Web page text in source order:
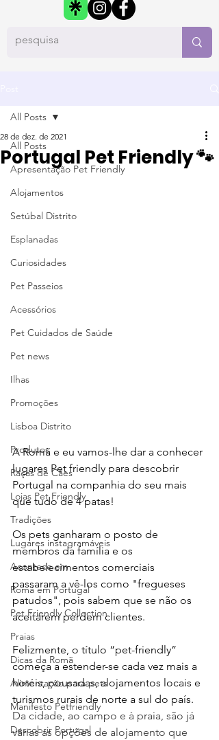
All Posts
Apresentação Pet Friendly
Alojamentos
Setúbal Distrito
Esplanadas
Curiosidades
Pet Passeios
Acessórios
Pet Cuidados de Saúde
Pet news
Ilhas
Promoções
Lisboa Distrito
Produtos
Raças de Cães
Lojas Pet Friendly
Tradições
Lugares instagramáveis
Acontece em
Romã em Portugal
Pet Friendly Collection
Praias
Dicas da Romã
Alimentação para pets
Manifesto Petfriendly
Descobrir Portugal
All Posts
Portugal Pet Friendly 🐾
28 de dez. de 2021
A Romã e eu vamos-lhe dar a conhecer
lugares Pet friendly para descobrir
Portugal na companhia do seu mais
que tudo de 4 patas!
Os pets ganharam o posto de
membros da família e os
estabelecimentos comerciais
passaram a vê-los como "fregueses
patudos", pois sabem que se não os
aceitarem perdem clientes.
Felizmente, o título “pet-friendly”
começa a estender-se cada vez mais a
hotéis, pousadas, alojamentos locais e
turismos rurais de norte a sul do país.
Da cidade, ao campo e à praia, são já
várias as opções de alojamento que